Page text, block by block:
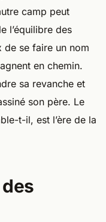
camp peut
l’équilibre des
de se faire un nom
en chemin.
sa revanche et
son père. Le
t-il, est l’ère de la